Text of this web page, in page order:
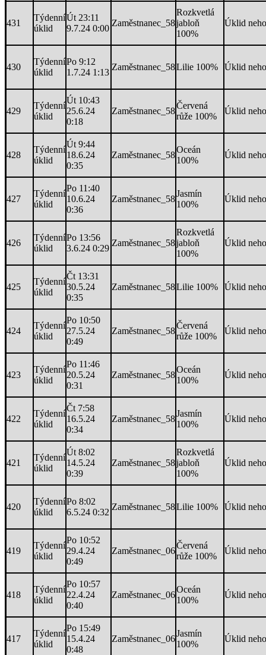
431
Týdenní
úklid
Út 23:11
9.7.24 0:00
Zaměstnanec_58
Rozkvetlá
jabloň
100%
Úklid
430
Týdenní
úklid
Po 9:12
1.7.24 1:13
Zaměstnanec_58Lilie 100% Úklid
429
Týdenní
úklid
Út 10:43
25.6.24
0:18
Zaměstnanec_58
Červená
růže 100%
Úklid
428
Týdenní
úklid
Út 9:44
18.6.24
0:35
Zaměstnanec_58
Oceán
100%
Úklid
427
Týdenní
úklid
Po 11:40
10.6.24
0:36
Zaměstnanec_58
Jasmín
100%
Úklid
426
Týdenní
úklid
Po 13:56
3.6.24 0:29
Zaměstnanec_58
Rozkvetlá
jabloň
100%
Úklid
425
Týdenní
úklid
Čt 13:31
30.5.24
0:35
Zaměstnanec_58Lilie 100% Úklid
424
Týdenní
úklid
Po 10:50
27.5.24
0:49
Zaměstnanec_58
Červená
růže 100%
Úklid
423
Týdenní
úklid
Po 11:46
20.5.24
0:31
Zaměstnanec_58
Oceán
100%
Úklid
422
Týdenní
úklid
Čt 7:58
16.5.24
0:34
Zaměstnanec_58
Jasmín
100%
Úklid
421
Týdenní
úklid
Út 8:02
14.5.24
0:39
Zaměstnanec_58
Rozkvetlá
jabloň
100%
Úklid
420
Týdenní
úklid
Po 8:02
6.5.24 0:32
Zaměstnanec_58Lilie 100% Úklid
419
Týdenní
úklid
Po 10:52
29.4.24
0:49
Zaměstnanec_06
Červená
růže 100%
Úklid
418
Týdenní
úklid
Po 10:57
22.4.24
0:40
Zaměstnanec_06
Oceán
100%
Úklid
417
Týdenní
úklid
Po 15:49
15.4.24
0:48
Zaměstnanec_06
Jasmín
100%
Úklid